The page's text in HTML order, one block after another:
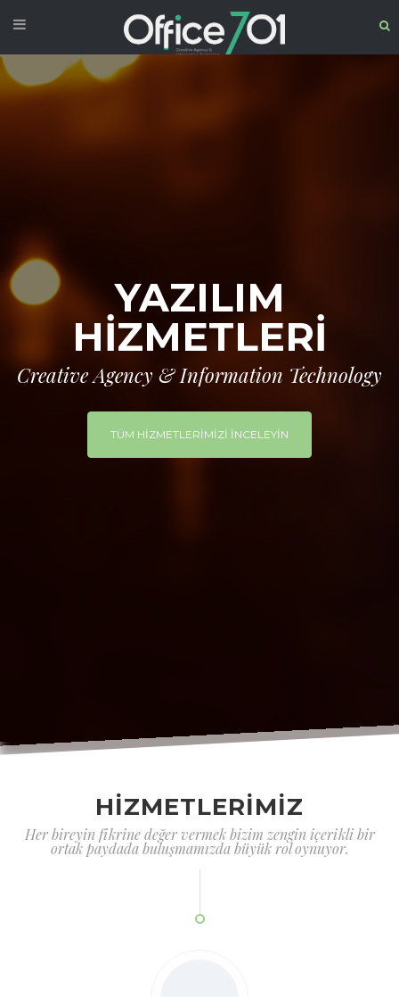
YAZILIM
HİZMETLERİ
Creative Agency & Information Technology
TÜM HİZMETLERİMİZİ İNCELEYİN
HİZMETLERİMİZ
Her bireyin fikrine değer vermek bizim zengin içerikli bir
ortak paydada buluşmamızda büyük rol oynuyor.